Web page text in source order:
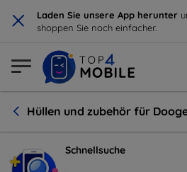
× Laden Sie unsere App herunter
shoppen Sie noch einfacher.
Hüllen und zubehör für
Schnellsuche